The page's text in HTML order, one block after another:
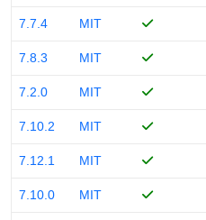
7.7.4 MIT
7.8.3 MIT
7.2.0 MIT
7.10.2 MIT
7.12.1 MIT
7.10.0 MIT